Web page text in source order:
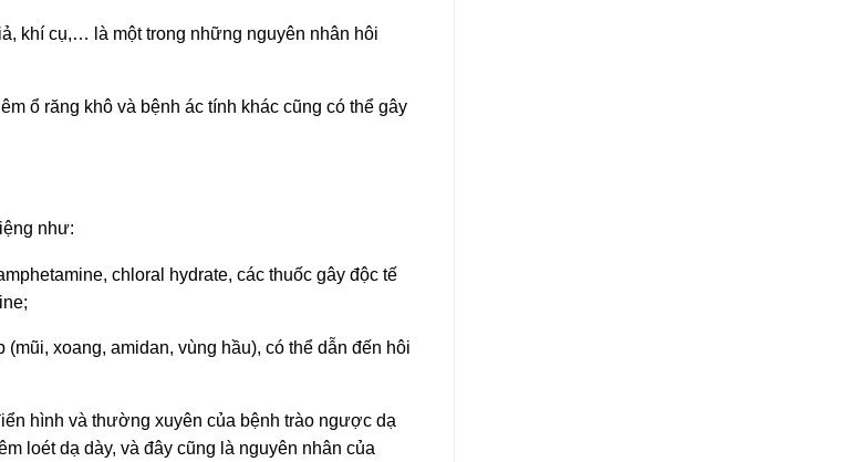
khí cụ,… là một trong những nguyên nhân hôi
ổ răng khô và bệnh ác tính khác cũng có thể gây
như:
chloral hydrate, các thuốc gây độc tế
xoang, amidan, vùng hầu), có thể dẫn đến hôi
hình và thường xuyên của bệnh trào ngược dạ
loét dạ dày, và đây cũng là nguyên nhân của